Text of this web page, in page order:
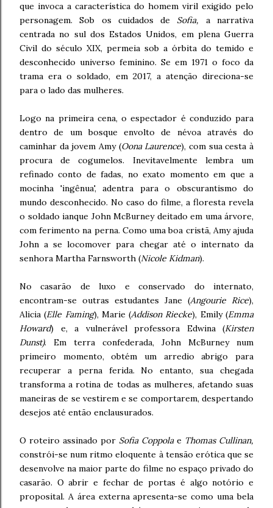
que invoca a característica do homem viril exigido pelo
personagem. Sob os cuidados de Sofia, a narrativa
centrada no sul dos Estados Unidos, em plena Guerra
Civil do século XIX, permeia sob a órbita do temido e
desconhecido universo feminino. Se em 1971 o foco da
trama era o soldado, em 2017, a atenção direciona-se
para o lado das mulheres.
Logo na primeira cena, o espectador é conduzido para
dentro de um bosque envolto de névoa através do
caminhar da jovem Amy (Oona Laurence), com sua cesta à
procura de cogumelos. Inevitavelmente lembra um
refinado conto de fadas, no exato momento em que a
mocinha 'ingênua', adentra para o obscurantismo do
mundo desconhecido. No caso do filme, a floresta revela
o soldado ianque John McBurney deitado em uma árvore,
com ferimento na perna. Como uma boa cristã, Amy ajuda
John a se locomover para chegar até o internato da
senhora Martha Farnsworth (Nicole Kidman).
No casarão de luxo e conservado do internato,
encontram-se outras estudantes Jane (Angourie Rice),
Alicia (Elle Faming), Marie (Addison Riecke), Emily (Emma
Howard) e, a vulnerável professora Edwina (Kirsten
Dunst). Em terra confederada, John McBurney num
primeiro momento, obtém um arredio abrigo para
recuperar a perna ferida. No entanto, sua chegada
transforma a rotina de todas as mulheres, afetando suas
maneiras de se vestirem e se comportarem, despertando
desejos até então enclausurados.
O roteiro assinado por Sofia Coppola e Thomas Cullinan,
constrói-se num ritmo eloquente à tensão erótica que se
desenvolve na maior parte do filme no espaço privado do
casarão. O abrir e fechar de portas é algo notório e
proposital. A área externa apresenta-se como uma bela